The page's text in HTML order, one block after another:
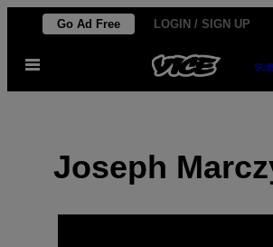
de
Go Ad Free LOGIN / SIGN UP
Open
Joseph